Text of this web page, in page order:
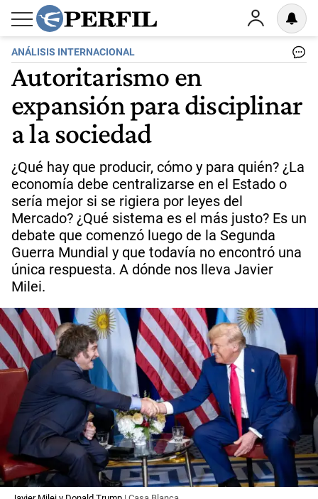
ANÁLISIS INTERNACIONAL
Autoritarismo en
expansión para disciplinar
a la sociedad
¿Qué hay que producir, cómo y para quién? ¿La
economía debe centralizarse en el Estado o
sería mejor si se rigiera por leyes del
Mercado? ¿Qué sistema es el más justo? Es un
debate que comenzó luego de la Segunda
Guerra Mundial y que todavía no encontró una
única respuesta. A dónde nos lleva Javier
Milei.